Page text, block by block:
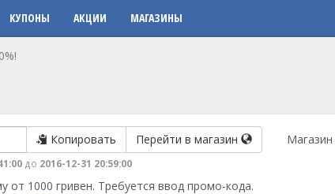
КУПОНЫ АКЦИИ МАГАЗИНЫ
Копировать Перейти в магазин
до 2016-12-31 20:59:00
Магазин
от 1000 гривен. Требуется ввод промо-кода.